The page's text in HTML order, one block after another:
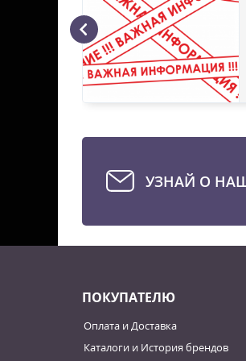
УЗНАЙ О
ПОКУПАТЕЛЮ
Оплата и Доставка
Каталоги и История брендов